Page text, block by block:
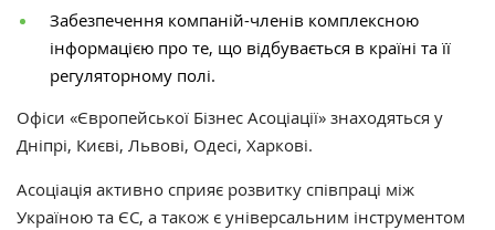
Забезпечення компаній-членів комплексною
інформацією про те, що відбувається в країні та її
регуляторному полі.
Офіси «Європейської Бізнес Асоціації» знаходяться у
Дніпрі, Києві, Львові, Одесі, Харкові.
Асоціація активно сприяє розвитку співпраці між
Україною та ЄС, а також є універсальним інструментом